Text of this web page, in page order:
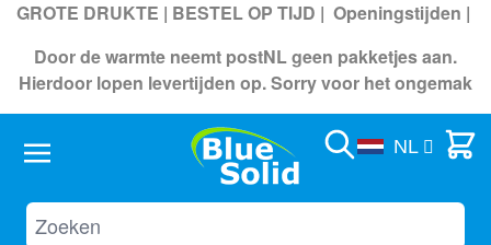
GROTE DRUKTE | BESTEL OP TIJD | Openingstijden |
Door de warmte neemt postNL geen pakketjes aan.
Hierdoor lopen levertijden op. Sorry voor het ongemak
Search NL Cart